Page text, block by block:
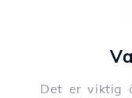
Det er viktig